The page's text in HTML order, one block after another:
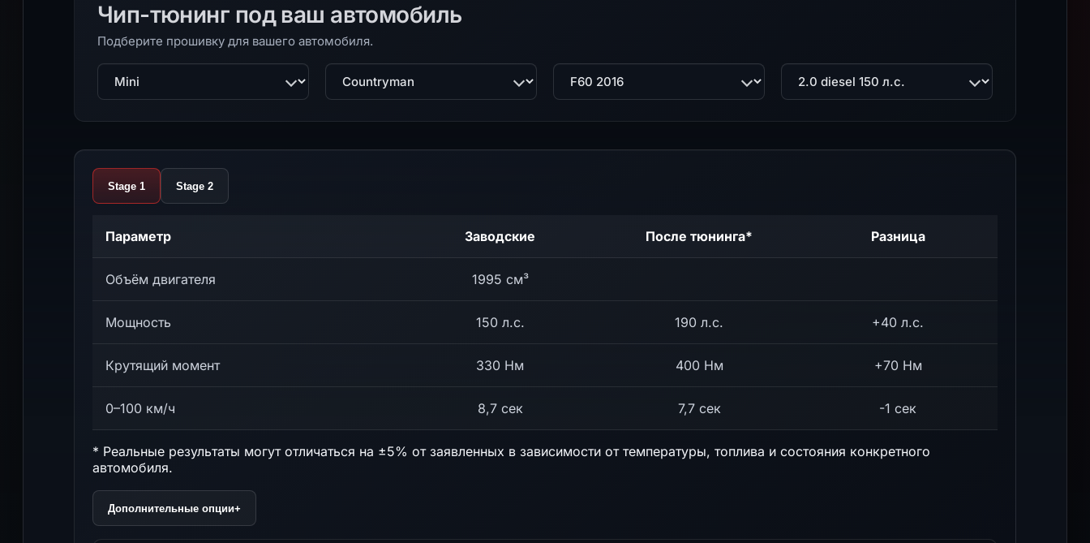
Чип-тюнинг под ваш автомобиль
Подберите прошивку для вашего автомобиля.
Марка Модель Поколение Двигатель
Stage 1 Stage 2
Параметр Заводские После тюнинга* Разница
Объём двигателя 1995 см³
Мощность 150 л.с. 190 л.с. +40 л.с.
Крутящий момент 330 Нм 400 Нм +70 Нм
0–100 км/ч 8,7 сек 7,7 сек -1 сек
* Реальные результаты могут отличаться на ±5% от заявленных в зависимости от температуры, топлива и состояния конкретного
автомобиля.
Дополнительные опции+